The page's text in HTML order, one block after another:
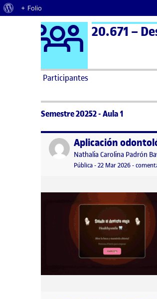
Acerca de WordPress
+ Folio
Saltar al contenido Logo Ágora
20.671 –
Participantes
Semestre 20252 - Aula 1
Publicado por
Publicado por
Nathalia Carolina Padrón
Visibilidad:
Pública-Fecha de publicación
22 Mar 202623 marzo,
-